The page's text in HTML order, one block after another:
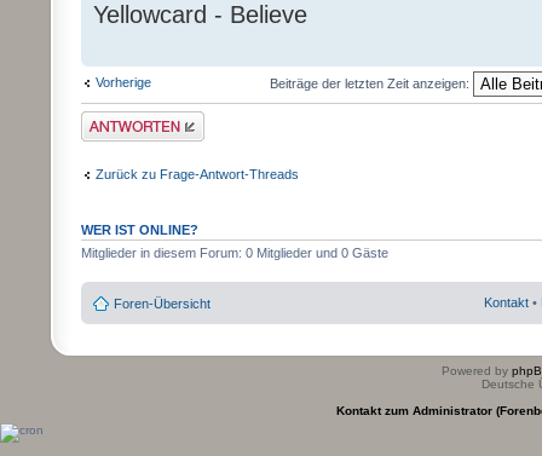
Yellowcard - Believe
Vorherige Beiträge der letzten Zeit anzeigen:
Antwort erstellen
Zurück zu Frage-Antwort-Threads
WER IST ONLINE?
Mitglieder in diesem Forum: 0 Mitglieder und 0 Gäste
Foren-Übersicht Kontakt •
Powered by
Deutsche
Kontakt zum Administrator